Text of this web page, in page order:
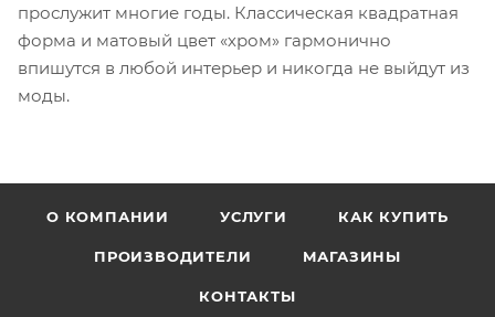
прослужит многие годы. Классическая квадратная
форма и матовый цвет «хром» гармонично
впишутся в любой интерьер и никогда не выйдут из
моды.
О КОМПАНИИ УСЛУГИ КАК КУПИТЬ
ПРОИЗВОДИТЕЛИ МАГАЗИНЫ
КОНТАКТЫ